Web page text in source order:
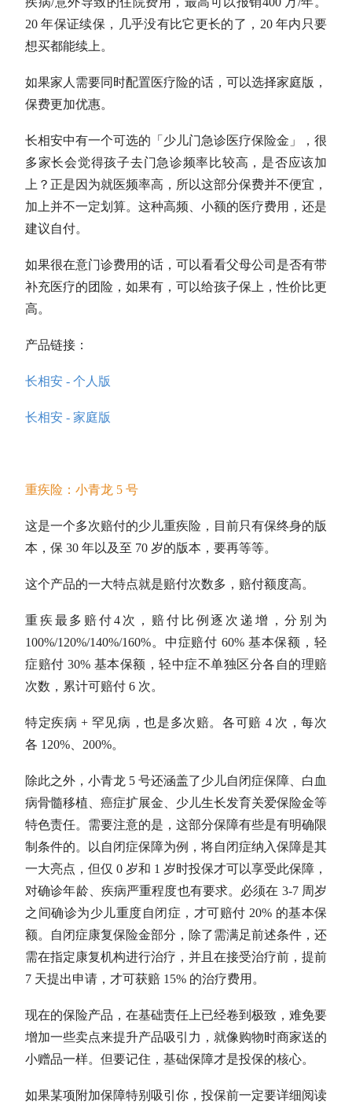
20 年保证续保，几乎没有比它更长的了，20 年内只要
想买都能续上。
如果家人需要同时配置医疗险的话，可以选择家庭版，
保费更加优惠。
长相安中有一个可选的「少儿门急诊医疗保险金」，很
多家长会觉得孩子去门急诊频率比较高，是否应该加
上？正是因为就医频率高，所以这部分保费并不便宜，
加上并不一定划算。这种高频、小额的医疗费用，还是
建议自付。
如果很在意门诊费用的话，可以看看父母公司是否有带
补充医疗的团险，如果有，可以给孩子保上，性价比更
高。
产品链接：
长相安 - 个人版
长相安 - 家庭版
重疾险：小青龙 5 号
这是一个多次赔付的少儿重疾险，目前只有保终身的版
本，保 30 年以及至 70 岁的版本，要再等等。
这个产品的一大特点就是赔付次数多，赔付额度高。
重疾最多赔付4次，赔付比例逐次递增，分别为
100%/120%/140%/160%。中症赔付 60% 基本保额，轻
症赔付 30% 基本保额，轻中症不单独区分各自的理赔
次数，累计可赔付 6 次。
特定疾病 + 罕见病，也是多次赔。各可赔 4 次，每次
各 120%、200%。
除此之外，小青龙 5 号还涵盖了少儿自闭症保障、白血
病骨髓移植、癌症扩展金、少儿生长发育关爱保险金等
特色责任。需要注意的是，这部分保障有些是有明确限
制条件的。以自闭症保障为例，将自闭症纳入保障是其
一大亮点，但仅 0 岁和 1 岁时投保才可以享受此保障，
对确诊年龄、疾病严重程度也有要求。必须在 3-7 周岁
之间确诊为少儿重度自闭症，才可赔付 20% 的基本保
额。自闭症康复保险金部分，除了需满足前述条件，还
需在指定康复机构进行治疗，并且在接受治疗前，提前
7 天提出申请，才可获赔 15% 的治疗费用。
现在的保险产品，在基础责任上已经卷到极致，难免要
增加一些卖点来提升产品吸引力，就像购物时商家送的
小赠品一样。但要记住，基础保障才是投保的核心。
如果某项附加保障特别吸引你，投保前一定要详细阅读